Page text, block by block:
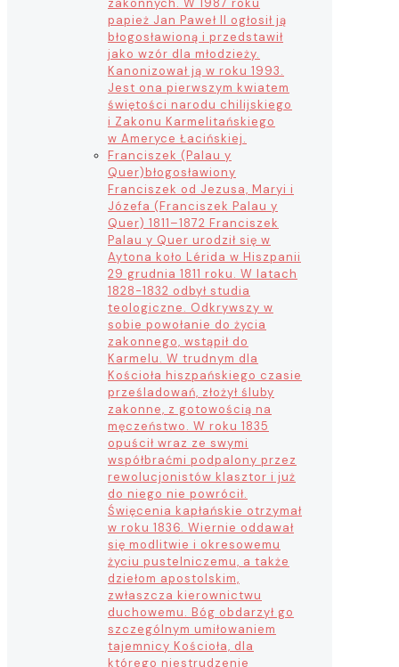
papież Jan Paweł II ogłosił ją
błogosławioną i przedstawił
jako wzór dla młodzieży.
Kanonizował ją w roku 1993.
Jest ona pierwszym kwiatem
świętości narodu chilijskiego
i Zakonu Karmelitańskiego
w Ameryce Łacińskiej.
Franciszek (Palau y
Quer)błogosławiony
Franciszek od Jezusa, Maryi i
Józefa (Franciszek Palau y
Quer) 1811–1872 Franciszek
Palau y Quer urodził się w
Aytona koło Lérida w Hiszpanii
29 grudnia 1811 roku. W latach
1828-1832 odbył studia
teologiczne. Odkrywszy w
sobie powołanie do życia
zakonnego, wstąpił do
Karmelu. W trudnym dla
Kościoła hiszpańskiego czasie
prześladowań, złożył śluby
zakonne, z gotowością na
męczeństwo. W roku 1835
opuścił wraz ze swymi
współbraćmi podpalony przez
rewolucjonistów klasztor i już
do niego nie powrócił.
Święcenia kapłańskie otrzymał
w roku 1836. Wiernie oddawał
się modlitwie i okresowemu
życiu pustelniczemu, a także
dziełom apostolskim,
zwłaszcza kierownictwu
duchowemu. Bóg obdarzył go
szczególnym umiłowaniem
tajemnicy Kościoła, dla
którego niestrudzenie